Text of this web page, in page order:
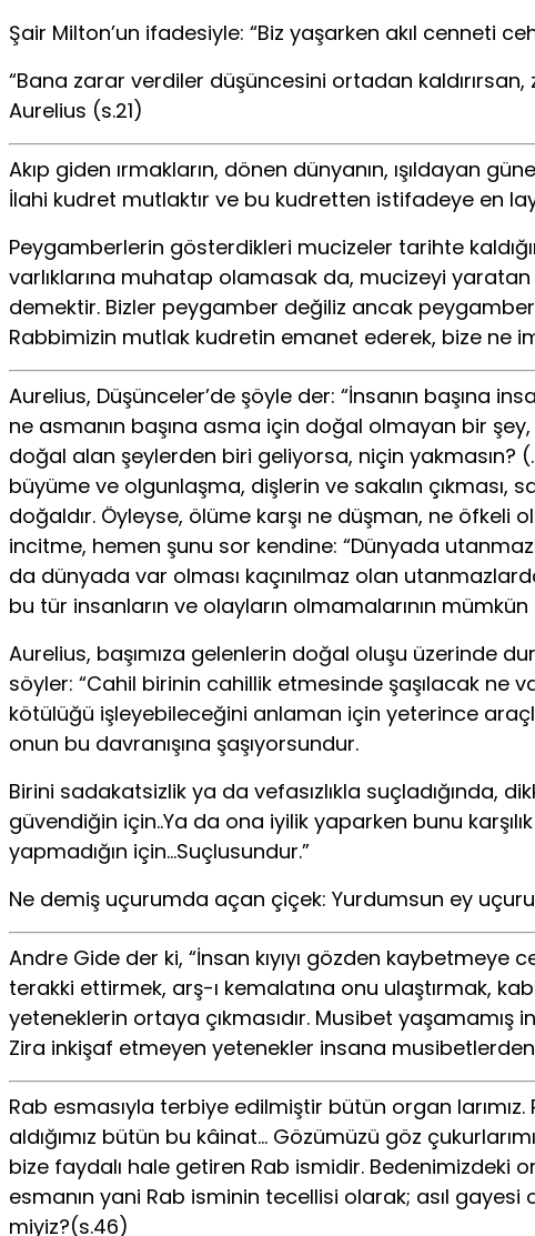
Şair Milton’un ifadesiyle: “Biz yaşarken akıl cenneti
“Bana zarar verdiler düşüncesini ortadan
Aurelius (s.21)
Akıp giden ırmakların, dönen dünyanın, ışıldayan
İlahi kudret mutlaktır ve bu kudretten istifadeye en
Peygamberlerin gösterdikleri mucizeler tarihte
varlıklarına muhatap olamasak da, mucizeyi
demektir. Bizler peygamber değiliz ancak
Rabbimizin mutlak kudretin emanet ederek, bize ne
Aurelius, Düşünceler’de şöyle der: “İnsanın başına
ne asmanın başına asma için doğal olmayan bir şey,
doğal alan şeylerden biri geliyorsa, niçin yakmasın?
büyüme ve olgunlaşma, dişlerin ve sakalın
doğaldır. Öyleyse, ölüme karşı ne düşman, ne öfkeli
incitme, hemen şunu sor kendine: “Dünyada
da dünyada var olması kaçınılmaz olan
bu tür insanların ve olayların olmamalarının
Aurelius, başımıza gelenlerin doğal oluşu üzerinde
söyler: “Cahil birinin cahillik etmesinde şaşılacak ne
kötülüğü işleyebileceğini anlaman için yeterince
onun bu davranışına şaşıyorsundur.
Birini sadakatsizlik ya da vefasızlıkla suçladığında,
güvendiğin için..Ya da ona iyilik yaparken bunu
yapmadığın için…Suçlusundur.”
Ne demiş uçurumda açan çiçek: Yurdumsun ey
Andre Gide der ki, “İnsan kıyıyı gözden
terakki ettirmek, arş-ı kemalatına onu ulaştırmak,
yeteneklerin ortaya çıkmasıdır. Musibet
Zira inkişaf etmeyen yetenekler insana
Rab esmasıyla terbiye edilmiştir bütün organ
aldığımız bütün bu kâinat… Gözümüzü göz
bize faydalı hale getiren Rab ismidir. Bedenimizdeki
esmanın yani Rab isminin tecellisi olarak; asıl
miyiz?(s.46)